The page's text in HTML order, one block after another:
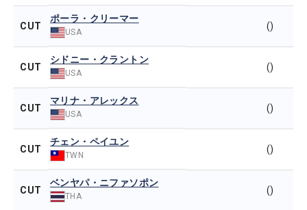
CUT
ポーラ・クリーマー
USA
()
CUT
シドニー・クラントン
USA
()
CUT
マリナ・アレックス
USA
()
CUT
チェン・ペイユン
TWN
()
CUT
ベンヤパ・ニファソポン
THA
()